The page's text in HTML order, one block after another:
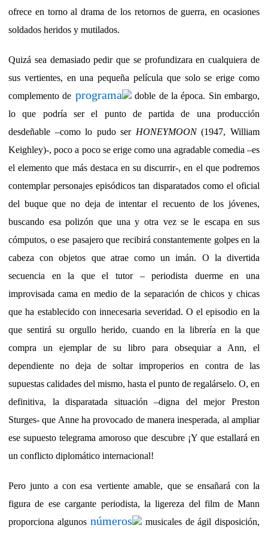
ofrece en torno al drama de los retornos de guerra, en ocasiones
soldados heridos y mutilados.
Quizá sea demasiado pedir que se profundizara en cualquiera de
sus vertientes, en una pequeña película que solo se erige como
complemento de programa
doble de la época. Sin embargo,
lo que podría ser el punto de partida de una producción
desdeñable –como lo pudo ser HONEYMOON(1947, William
Keighley)-, poco a poco se erige como una agradable comedia –es
el elemento que más destaca en su discurrir-, en el que podremos
contemplar personajes episódicos tan disparatados como el oficial
del buque que no deja de intentar el recuento de los jóvenes,
buscando esa polizón que una y otra vez se le escapa en sus
cómputos, o ese pasajero que recibirá constantemente golpes en la
cabeza con objetos que atrae como un imán. O la divertida
secuencia en la que el tutor – periodista duerme en una
improvisada cama en medio de la separación de chicos y chicas
que ha establecido con innecesaria severidad. O el episodio en la
que sentirá su orgullo herido, cuando en la librería en la que
compra un ejemplar de su libro para obsequiar a Ann, el
dependiente no deja de soltar improperios en contra de las
supuestas calidades del mismo, hasta el punto de regalárselo. O, en
definitiva, la disparatada situación –digna del mejor Preston
Sturges- que Anne ha provocado de manera inesperada, al ampliar
ese supuesto telegrama amoroso que descubre ¡Y que estallará en
un conflicto diplomático internacional!
Pero junto a con esa vertiente amable, que se ensañará con la
figura de ese cargante periodista, la ligereza del film de Mann
proporciona algunosnúmeros
musicales de ágil disposición,